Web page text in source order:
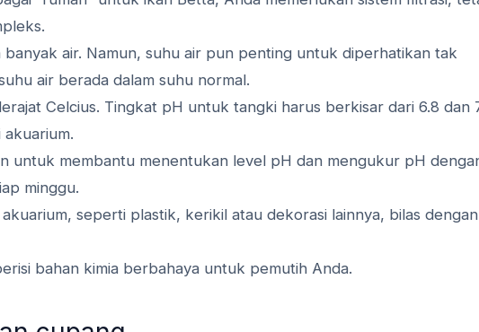
banyak air. Namun, suhu air pun penting untuk diperhatikan tak
air berada dalam suhu normal.
Celcius. Tingkat pH untuk tangki harus berkisar dari 6.8 dan
untuk membantu menentukan level pH dan mengukur pH
minggu.
seperti plastik, kerikil atau dekorasi lainnya, bilas dengan
bahan kimia berbahaya untuk pemutih Anda.